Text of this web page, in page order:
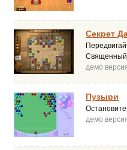
Секрет
Священный
демо
Пузыри
демо